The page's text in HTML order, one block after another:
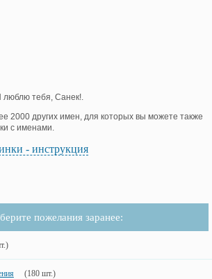
тебя, Санек!.
2000 других имен, для которых вы можете также
с именами.
- инструкция
пожелания заранее:
(180 шт.)